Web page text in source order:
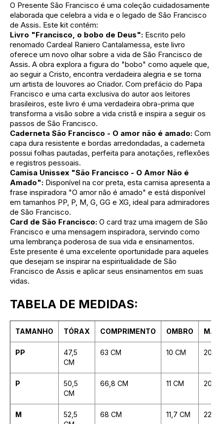
O Presente São Francisco é uma coleção cuidadosamente
elaborada que celebra a vida e o legado de São Francisco
de Assis. Este kit contém:
Livro "Francisco, o bobo de Deus": Escrito pelo
renomado Cardeal Raniero Cantalamessa, este livro
oferece um novo olhar sobre a vida de São Francisco de
Assis. A obra explora a figura do "bobo" como aquele que,
ao seguir a Cristo, encontra verdadeira alegria e se torna
um artista de louvores ao Criador. Com prefácio do Papa
Francisco e uma carta exclusiva do autor aos leitores
brasileiros, este livro é uma verdadeira obra-prima que
transforma a visão sobre a vida cristã e inspira a seguir os
passos de São Francisco.
Caderneta São Francisco - O amor não é amado: Com
capa dura resistente e bordas arredondadas, a caderneta
possui folhas pautadas, perfeita para anotações, reflexões
e registros pessoais.
Camisa Unissex "São Francisco - O Amor Não é
Amado": Disponível na cor preta, esta camisa apresenta a
frase inspiradora "O amor não é amado" e está disponível
em tamanhos PP, P, M, G, GG e XG, ideal para admiradores
de São Francisco.
Card de São Francisco: O card traz uma imagem de São
Francisco e uma mensagem inspiradora, servindo como
uma lembrança poderosa de sua vida e ensinamentos.
Este presente é uma excelente oportunidade para aqueles
que desejam se inspirar na espiritualidade de São
Francisco de Assis e aplicar seus ensinamentos em suas
vidas.
TABELA DE MEDIDAS:
TAMANHO TÓRAX COMPRIMENTO OMBRO
PP
47,5
CM
63 CM 10 CM 20
P
50,5
CM
66,8 CM 11 CM 20,3
M
52,5
68 CM 11,7 CM 22,9